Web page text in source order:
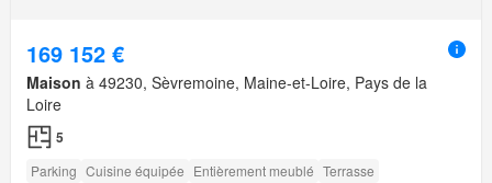
169 152 €
Maison à 49230, Sèvremoine, Maine-et-Loire, Pays de la
Loire
5
Parking Cuisine équipée Entièrement meublé Terrasse